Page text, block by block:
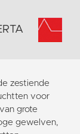
zestiende
voor
grote
gewelven,